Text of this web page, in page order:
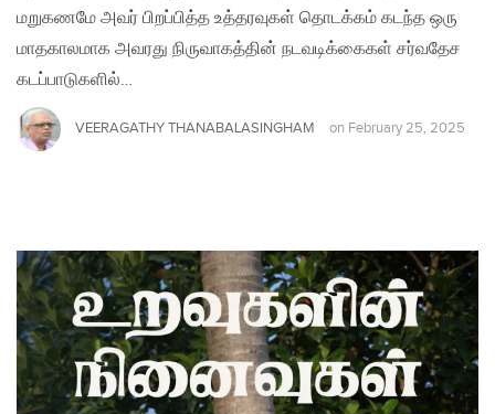
மறுகணமே அவர் பிறப்பித்த உத்தரவுகள் தொடக்கம் கடந்த ஒரு
மாதகாலமாக அவரது நிருவாகத்தின் நடவடிக்கைகள் சர்வதேச
கடப்பாடுகளில்…
VEERAGATHY THANABALASINGHAM on February 25, 2025